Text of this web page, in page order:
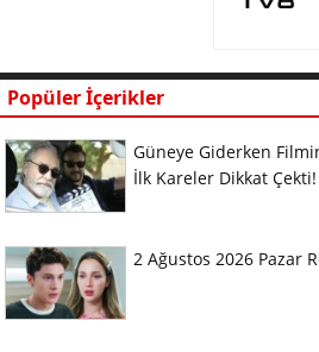
Popüler İçerikler
Güneye Giderken
İlk Kareler Dikkat Çekti!
2 Ağustos 2026 Pazar